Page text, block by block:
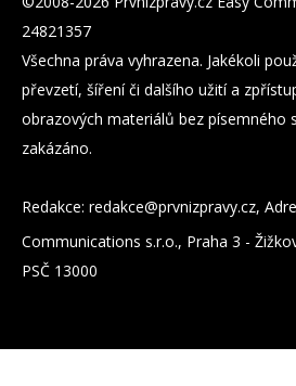
24821357
Všechna práva vyhrazena. Jakékoli
převzetí, šíření či dalšího užití a
obrazových materiálů bez písemného
zakázáno.
Redakce: zc.yvarpzinvrp@eckader,
Communications s.r.o., Praha 3 -
PSČ 13000